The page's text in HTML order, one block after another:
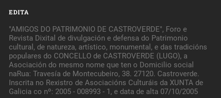
EDITA
"AMIGOS DO PATRIMONIO DE CASTROVERDE", Foro e
Revista Dixital de divulgación e defensa do Patrimonio
cultural, de natureza, artístico, monumental, e das tradicións
populares do CONCELLO de CASTROVERDE (LUGO), a
Asociación do mesmo nome que ten o Domicilio social
naRua: Travesía de Montecubeiro, 38. 27120. Castroverde.
Inscrita no Rexistro de Asociacións Culturáis da XUNTA de
Galicia co nº: 2005 - 008993 - 1, e data de alta 07/10/2005